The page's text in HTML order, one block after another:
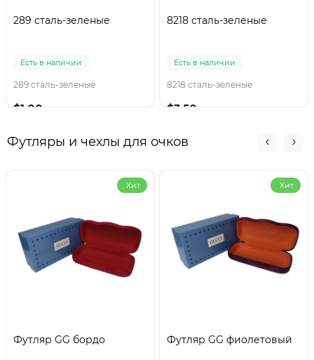
289 сталь-зеленые
Есть в наличии
289 сталь-зеленые
$1.00
8218 сталь-зеленые
Есть в наличии
8218 сталь-зеленые
$3.50
Футляры и чехлы для очков
Хит
Футляр GG бордо
Хит
Футляр GG фиолетовый